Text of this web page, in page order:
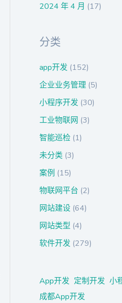
2024 年 4 月 (17)
分类
app开发 (152)
企业业务管理 (5)
小程序开发 (30)
工业物联网 (3)
智能巡检 (1)
未分类 (3)
案例 (15)
物联网平台 (2)
网站建设 (64)
网站类型 (4)
软件开发 (279)
App开发 定制开发 小
成都App开发